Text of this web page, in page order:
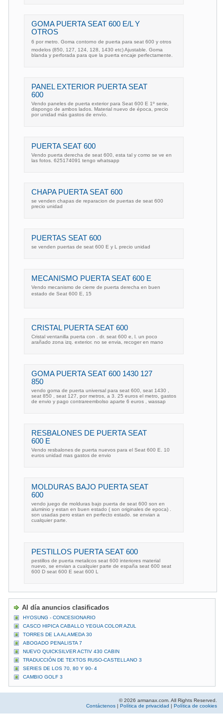
GOMA PUERTA SEAT 600 E/L Y
OTROS
6 por metro. Goma contorno de puerta para seat 600 y otros
modelos (850, 127, 124, 128, 1430 etc) Ajustable. Goma
blanda y perforada para que la puerta encaje perfectamente.
PANEL EXTERIOR PUERTA SEAT
600
Vendo paneles de puerta exterior para Seat 600 E 1º serie,
dispongo de ambos lados. Material nuevo de época, precio
por unidad más gastos de envío.
PUERTA SEAT 600
Vendo puerta derecha de seat 600, esta tal y como se ve en
las fotos. 625174091 tengo whatsapp
CHAPA PUERTA SEAT 600
se venden chapas de reparacion de puertas de seat 600
precio unidad
PUERTAS SEAT 600
se venden puertas de seat 600 E y L precio unidad
MECANISMO PUERTA SEAT 600 E
Vendo mecanismo de cierre de puerta derecha en buen
estado de Seat 600 E, 15
CRISTAL PUERTA SEAT 600
Cristal ventanilla puerta con . dr. seat 600 e, l. un poco
arañado zona izq. exterior. no se envia, recoger en mano
GOMA PUERTA SEAT 600 1430 127
850
vendo goma de puerta universal para seat 600, seat 1430 ,
seat 850 , seat 127, por metros, a 3. 25 euros el metro, gastos
de envio y pago contrareembolso aparte 6 euros , wassap
RESBALONES DE PUERTA SEAT
600 E
Vendo resbalones de puerta nuevos para el Seat 600 E. 10
euros unidad mas gastos de envio
MOLDURAS BAJO PUERTA SEAT
600
vendo juego de molduras bajo puerta de seat 600 son en
aluminio y estan en buen estado ( son originales de epoca) .
son usadas pero estan en perfecto estado. se envian a
cualquier parte.
PESTILLOS PUERTA SEAT 600
pestillos de puerta metalicos seat 600 interiores material
nuevo, se envian a cualquier parte de españa seat 600 seat
600 D seat 600 E seat 600 L
Al día anuncios clasificados
HYOSUNG - CONCESIONARIO
CASCO HIPICA CABALLO YEGUA COLOR AZUL
TORRES DE LA ALAMEDA 30
ABOGADO PENALISTA 7
NUEVO QUICKSILVER ACTIV 430 CABIN
TRADUCCIÓN DE TEXTOS RUSO-CASTELLANO 3
SERIES DE LOS 70, 80 Y 90- 4
CAMBIO GOLF 3
© 2026 armanax.com. All Rights Reserved.
Contáctenos | Política de privacidad | Política de cookies